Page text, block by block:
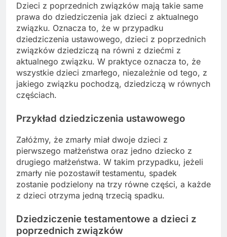
Dzieci z poprzednich związków mają takie same
prawa do dziedziczenia jak dzieci z aktualnego
związku. Oznacza to, że w przypadku
dziedziczenia ustawowego, dzieci z poprzednich
związków dziedziczą na równi z dziećmi z
aktualnego związku. W praktyce oznacza to, że
wszystkie dzieci zmarłego, niezależnie od tego, z
jakiego związku pochodzą, dziedziczą w równych
częściach.
Przykład dziedziczenia ustawowego
Załóżmy, że zmarły miał dwoje dzieci z
pierwszego małżeństwa oraz jedno dziecko z
drugiego małżeństwa. W takim przypadku, jeżeli
zmarły nie pozostawił testamentu, spadek
zostanie podzielony na trzy równe części, a każde
z dzieci otrzyma jedną trzecią spadku.
Dziedziczenie testamentowe a dzieci z
poprzednich związków